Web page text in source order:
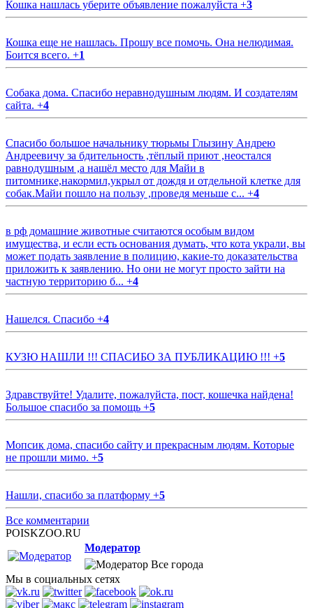
Кошка нашлась уберите объявление пожалуйста +3
Кошка еще не нашлась. Прошу все помочь. Она нелюдимая.
Боится всего. +1
Собака дома. Спасибо неравнодушным людям. И создателям
сайта. +4
Спасибо большое начальнику тюрьмы Глызину Андрею
Андреевичу за бдительность ,тёплый приют ,неостался
равнодушным ,а нашёл место для Майи в
питомнике,накормил,укрыл от дождя и отдельной клетке для
собак.Майи пошло на пользу ,проведя меньше с... +4
в рф домашние животные считаются особым видом
имущества, и если есть основания думать, что кота украли, вы
может подать заявление в полицию, какие-то доказательства
приложить к заявлению. Но они не могут просто зайти на
частную территорию б... +4
Нашелся. Спасибо +4
КУЗЮ НАШЛИ !!! СПАСИБО ЗА ПУБЛИКАЦИЮ !!! +5
Здравствуйте! Удалите, пожалуйста, пост, кошечка найдена!
Большое спасибо за помощь +5
Мопсик дома, спасибо сайту и прекрасным людям. Которые
не прошли мимо. +5
Нашли, спасибо за платформу +5
Все комментарии
POISKZOO.RU
Модератор
Все города
Мы в социальных сетях